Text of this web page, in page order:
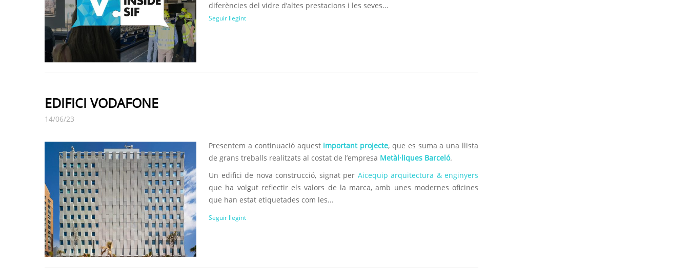
diferències del vidre d’altes prestacions i les seves...
Seguir llegint
EDIFICI VODAFONE
14/06/23
Presentem a continuació aquest important projecte, que es suma a una llista
de grans treballs realitzats al costat de l’empresa Metàl·liques Barceló.
Un edifici de nova construcció, signat per Aicequip arquitectura & enginyers
que ha volgut reflectir els valors de la marca, amb unes modernes oficines
que han estat etiquetades com les...
Seguir llegint